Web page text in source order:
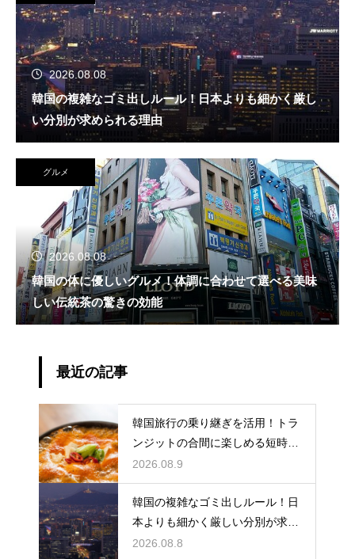
2026.08.08
韓国の複雑なゴミ出しルール！日本よりも細かく厳し
い分別が求められる理由
グルメ
2026.08.08
韓国の体に優しいグルメ！体調に合わせて選べる美味
しい伝統茶の驚きの効能
最近の記事
韓国旅行の乗り継ぎを活用！トラ
ンジットの合間に楽しめる短時間
の観光
2026.08.9
韓国の複雑なゴミ出しルール！日
本よりも細かく厳しい分別が求め
られる理由
2026.08.8